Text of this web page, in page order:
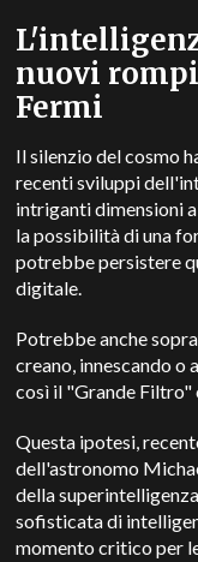
nuovi
Fermi
Il silenzio del cosmo
recenti sviluppi
intriganti dimensioni
la possibilità di una
potrebbe persistere
digitale.
Potrebbe anche
creano, innescando o
così il "Grande Filtro"
Questa ipotesi,
dell'astronomo
della
sofisticata di
momento critico per